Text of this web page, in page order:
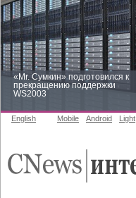
«Mr. Сумкин» подготовился к
прекращению поддержки
WS2003
English Mobile Android Light